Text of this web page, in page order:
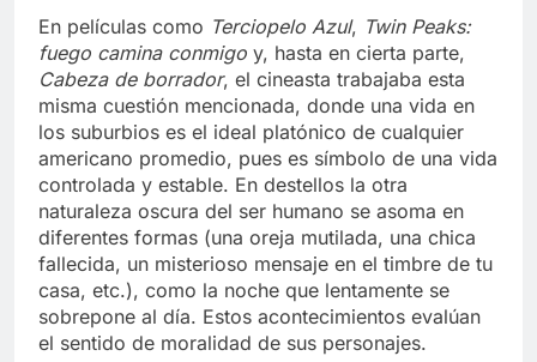
En películas como Terciopelo Azul, Twin Peaks:
fuego camina conmigo y, hasta en cierta parte,
Cabeza de borrador, el cineasta trabajaba esta
misma cuestión mencionada, donde una vida en
los suburbios es el ideal platónico de cualquier
americano promedio, pues es símbolo de una vida
controlada y estable. En destellos la otra
naturaleza oscura del ser humano se asoma en
diferentes formas (una oreja mutilada, una chica
fallecida, un misterioso mensaje en el timbre de tu
casa, etc.), como la noche que lentamente se
sobrepone al día. Estos acontecimientos evalúan
el sentido de moralidad de sus personajes.